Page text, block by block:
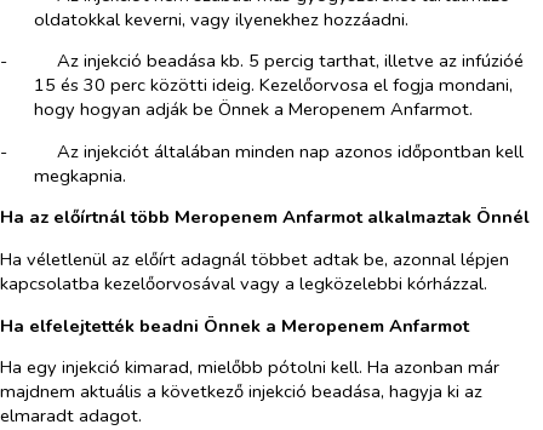
oldatokkal keverni, vagy ilyenekhez hozzáadni.
-​
Az injekció beadása kb. 5 percig tarthat, illetve az infúzióé
15 és 30 perc közötti ideig. Kezelőorvosa el fogja mondani,
hogy hogyan adják be Önnek a Meropenem Anfarmot.
-​
Az injekciót általában minden nap azonos időpontban kell
megkapnia.
Ha az előírtnál több Meropenem Anfarmot alkalmaztak Önnél
Ha véletlenül az előírt adagnál többet adtak be, azonnal lépjen
kapcsolatba kezelőorvosával vagy a legközelebbi kórházzal.
Ha elfelejtették beadni Önnek a Meropenem Anfarmot
Ha egy injekció kimarad, mielőbb pótolni kell. Ha azonban már
majdnem aktuális a következő injekció beadása, hagyja ki az
elmaradt adagot.